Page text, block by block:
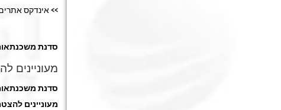
>> אינדקס
סדנת
מעוניינים
סדנת
מעוניינים